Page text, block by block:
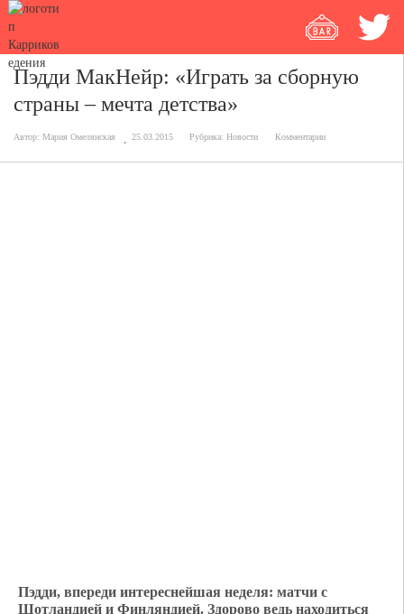
Пэдди МакНейр: «Играть за сборную
страны – мечта детства»
Автор: Мария Омелянская 25.03.2015 Рубрика: Новости Комментарии
Пэдди, впереди интереснейшая неделя: матчи с
Шотландией и Финляндией. Здорово ведь находиться